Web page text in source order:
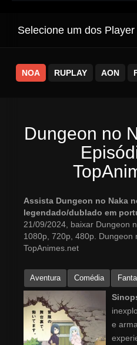
Selecione um dos
NOA RUPLAY AON
Dungeon no
Assista Dungeon no Naka
legendado/dublado em
21/09/2024, baixar Dungeon
1080p, 720p, 480p. Dungeon
TopAnimes.net
Aventura Comédia
e